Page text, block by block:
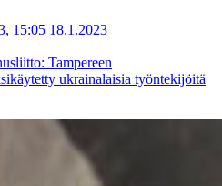
15:05 18.1.2023
Tampereen
ukrainalaisia työntekijöitä